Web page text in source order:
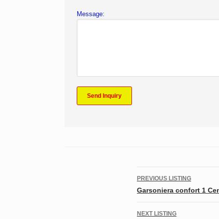
Message:
navigation
PREVIOUS LISTING
Garsoniera confort 1
NEXT LISTING